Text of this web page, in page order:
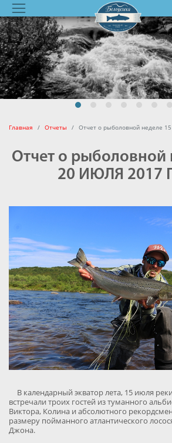
Главная Отчеты Отчет о рыболовной неделе
Отчет о рыболовной
20 ИЮЛЯ 2017
В календарный экватор лета, 15 июля
встречали троих гостей из туманного
Виктора, Колина и абсолютного
размеру пойманного атлантического
Джона.